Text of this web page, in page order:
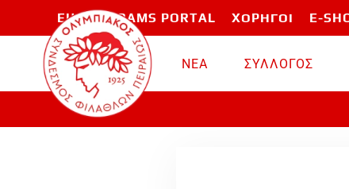
Skip to main content
EU PROGRAMS PORTAL ΧΟΡΗΓΟΙ E-
ΝΕΑ ΣΥΛΛΟΓΟΣ